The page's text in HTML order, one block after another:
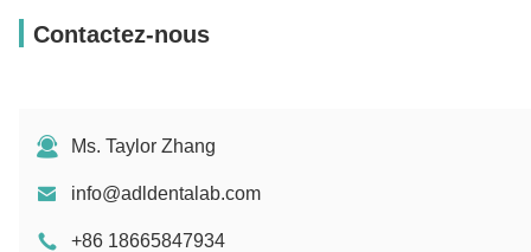
Contactez-nous
Ms. Taylor Zhang
info@adldentalab.com
+86 18665847934